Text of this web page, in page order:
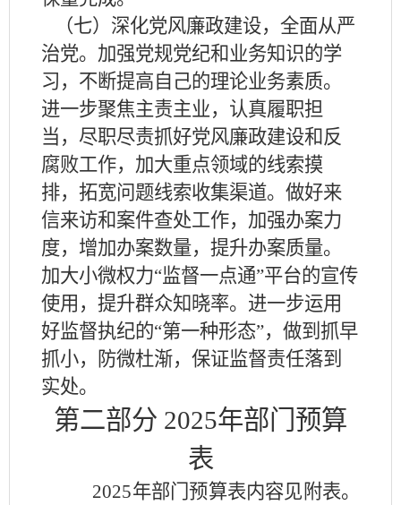
（七）深化党风廉政建设，全面从严
治党。加强党规党纪和业务知识的学
习，不断提高自己的理论业务素质。
进一步聚焦主责主业，认真履职担
当，尽职尽责抓好党风廉政建设和反
腐败工作，加大重点领域的线索摸
排，拓宽问题线索收集渠道。做好来
信来访和案件查处工作，加强办案力
度，增加办案数量，提升办案质量。
加大小微权力“监督一点通”平台的宣传
使用，提升群众知晓率。进一步运用
好监督执纪的“第一种形态”，做到抓早
抓小，防微杜渐，保证监督责任落到
实处。
第二部分 2025年部门预算
表
2025年部门预算表内容见附表。